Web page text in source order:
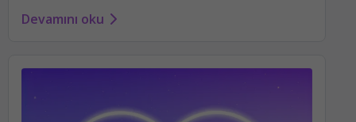
Devamını oku